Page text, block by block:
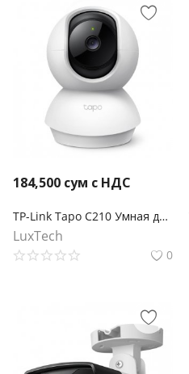
184,500 сум с НДС
TP-Link Tapo C210 Умная домашняя поворотная камера
LuxTech
0